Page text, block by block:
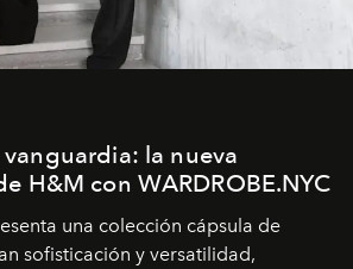
la nueva
H&M con WARDROBE.NYC
una colección cápsula de
sofisticación y versatilidad,